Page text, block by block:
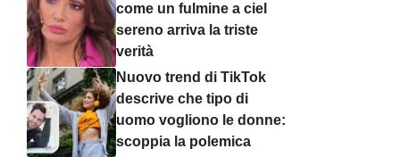
come un fulmine a ciel
sereno arriva la triste
verità
Nuovo trend di TikTok
descrive che tipo di
uomo vogliono le donne:
scoppia la polemica